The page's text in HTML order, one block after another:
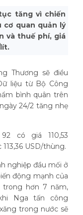
tăng vì chiến
cơ quan quản lý
và thuế phí, giá
Thương sẽ điều
liệu từ Bộ Công
bình quân trên
24/2 tăng nhẹ
có giá 110,53
USD/thùng.
nghiệp đầu mối ở
động mạnh của
hơn 7 năm,
Nga tấn công
trong nước sẽ